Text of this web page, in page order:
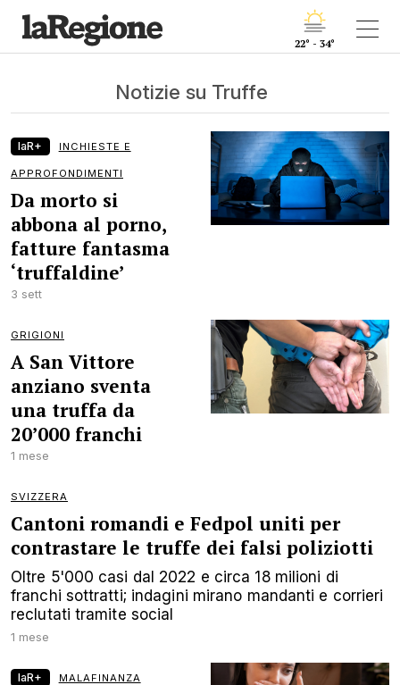
22° - 34°
Notizie su Truffe
laR+ INCHIESTE E
APPROFONDIMENTI
Da morto si
abbona al porno,
fatture fantasma
‘truffaldine’
3 sett
GRIGIONI
A San Vittore
anziano sventa
una truffa da
20’000 franchi
1 mese
SVIZZERA
Cantoni romandi e Fedpol uniti per
contrastare le truffe dei falsi poliziotti
Oltre 5'000 casi dal 2022 e circa 18 milioni di
franchi sottratti; indagini mirano mandanti e corrieri
reclutati tramite social
1 mese
laR+ MALAFINANZA